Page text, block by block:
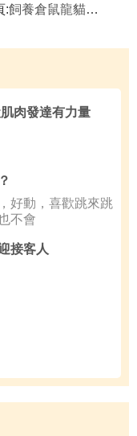
:飼養倉鼠龍貓小心傳染鼠疫,倉鼠
肉發達有力量
動，喜歡跳來跳
不會
接客人